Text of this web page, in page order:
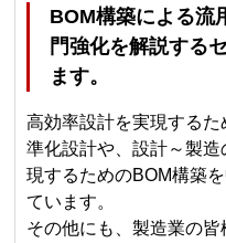
BOM構築による流
門強化を解説する
ます。
高効率設計を実現する
準化設計や、設計～製造
現するためのBOM構築
ています。
その他にも、製造業の